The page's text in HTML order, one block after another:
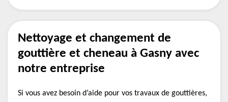
Nettoyage et changement de
gouttière et cheneau à Gasny avec
notre entreprise
Si vous avez besoin d’aide pour vos travaux de gouttières,